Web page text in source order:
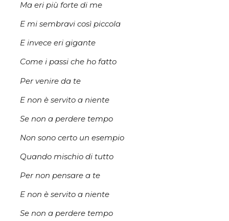
Ma eri più forte di me
E mi sembravi così piccola
E invece eri gigante
Come i passi che ho fatto
Per venire da te
E non è servito a niente
Se non a perdere tempo
Non sono certo un esempio
Quando mischio di tutto
Per non pensare a te
E non è servito a niente
Se non a perdere tempo